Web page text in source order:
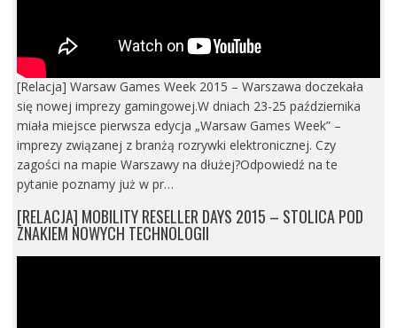
[Relacja] Warsaw Games Week 2015 – Warszawa doczekała
się nowej imprezy gamingowej.W dniach 23-25 października
miała miejsce pierwsza edycja „Warsaw Games Week” –
imprezy związanej z branżą rozrywki elektronicznej. Czy
zagości na mapie Warszawy na dłużej?Odpowiedź na te
pytanie poznamy już w pr…
[RELACJA] MOBILITY RESELLER DAYS 2015 – STOLICA POD
ZNAKIEM NOWYCH TECHNOLOGII